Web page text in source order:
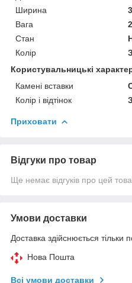
Ширина
Вага
Стан
Колір
Користувальницькі
Камені вставки
Колір і відтінок
Приховати
Відгуки про товар
Ще немає відгуків про цей
Умови доставки
Доставка здійснюється тільки
Нова Пошта
Всі умови доставки